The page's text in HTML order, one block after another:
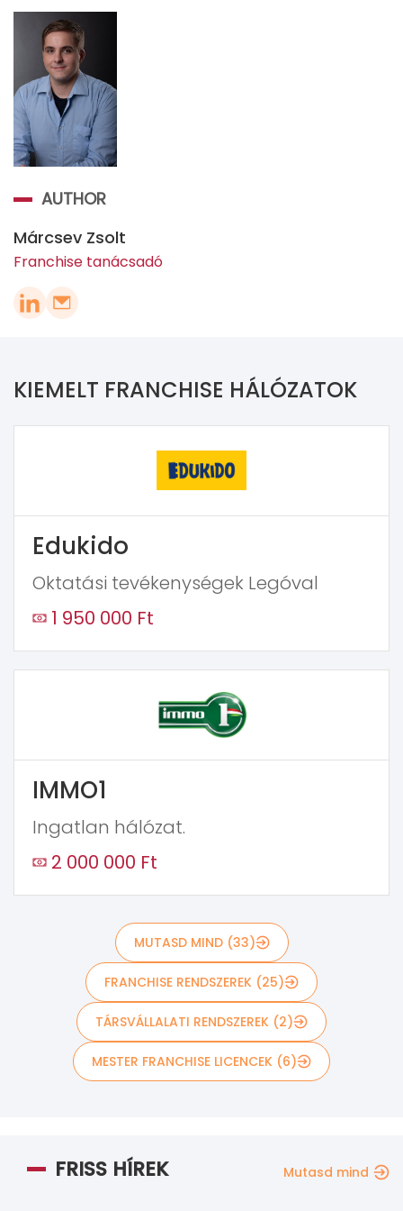
AUTHOR
Márcsev Zsolt
Franchise tanácsadó
KIEMELT FRANCHISE HÁLÓZATOK
Edukido
Oktatási tevékenységek Legóval
1 950 000 Ft
IMMO1
Ingatlan hálózat.
2 000 000 Ft
MUTASD MIND (33)
FRANCHISE RENDSZEREK (25)
TÁRSVÁLLALATI RENDSZEREK (2)
MESTER FRANCHISE LICENCEK (6)
FRISS HÍREK Mutasd mind